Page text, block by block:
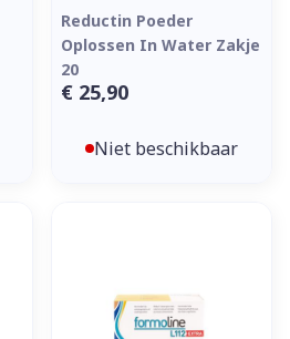
Reductin Poeder
Oplossen In Water Zakje
20
€ 25,90
Niet beschikbaar